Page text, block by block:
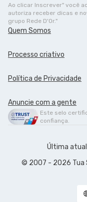
Ao clicar Inscrever" você
autoriza receber dicas e
grupo Rede D'Or."
Quem Somos
Processo criativo
Política de Privacidade
Anuncie com a gente
Este selo
confiança.
Última
© 2007 - 2026 Tua